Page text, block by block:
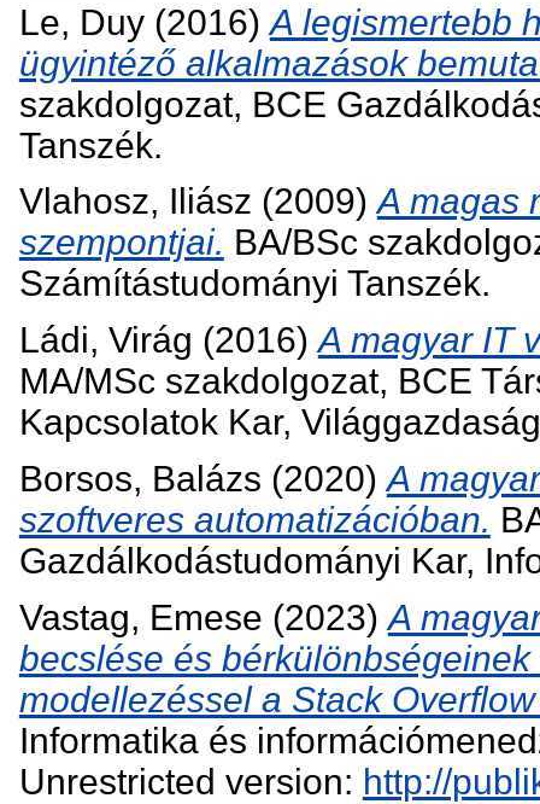
Le, Duy(2016) A legismertebb
ügyintéző alkalmazások
szakdolgozat, BCE
Tanszék.
Vlahosz, Iliász (2009)A magas
szempontjai. BA/BSc
Számítástudományi Tanszék.
Ládi, Virág (2016)A magyar IT
MA/MSc szakdolgozat, BCE
Kapcsolatok Kar,
Borsos, Balázs (2020)A
szoftveres automatizációban.
Gazdálkodástudományi Kar,
Vastag, Emese (2023)A
becslése és
modellezéssel a Stack
Informatika és
Unrestricted version: http://